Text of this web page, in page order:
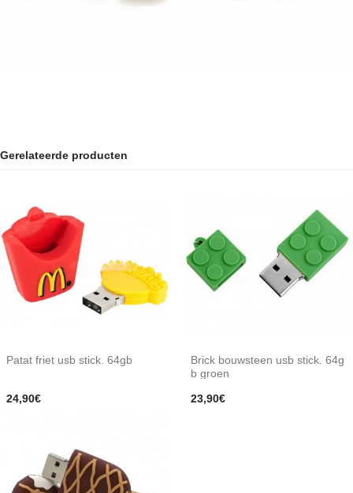
Gerelateerde producten
Patat friet usb stick. 64gb
24,90€
Brick bouwsteen usb stick. 64g
b groen
23,90€